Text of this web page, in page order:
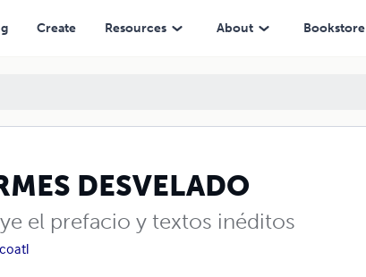
Create Resources About Bookstore
DESVELADO
el prefacio y textos inéditos